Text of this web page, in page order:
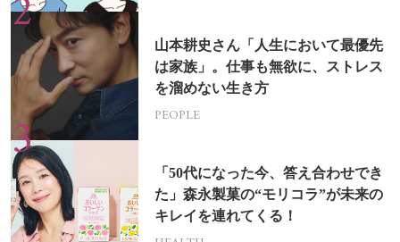
山本耕史さん「人生において最優先
は家族」。仕事も無欲に、ストレス
を溜めない生き方
PEOPLE
「50代になった今、答え合わせでき
た」森永製菓の“モリコラ”が未来の
キレイを連れてくる！